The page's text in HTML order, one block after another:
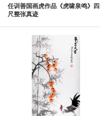
任训善国画虎作品《虎啸泉鸣》四
尺整张真迹